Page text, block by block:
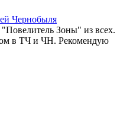
Чернобыля
Зоны" из всех.
в ТЧ и ЧН. Рекомендую